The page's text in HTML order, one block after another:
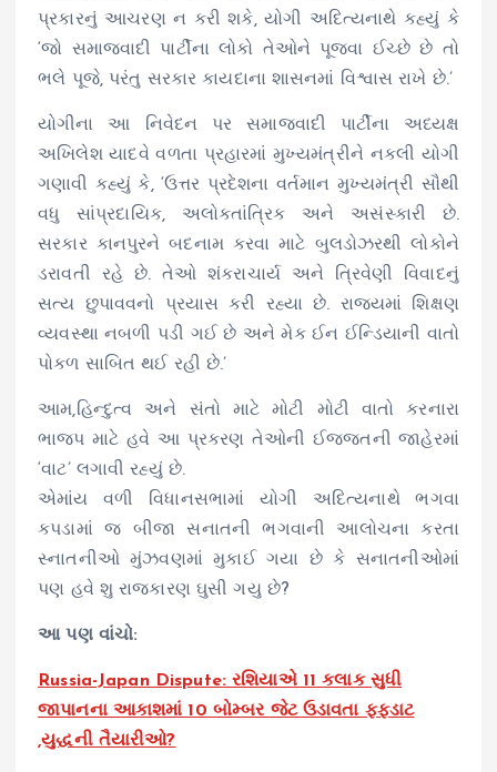
પ્રકારનું આચરણ ન કરી શકે, યોગી અદિત્યનાથે કહ્યું કે
‘જો સમાજવાદી પાર્ટીના લોકો તેઓને પૂજવા ઈચ્છે છે તો
ભલે પૂજે, પરંતુ સરકાર કાયદાના શાસનમાં વિશ્વાસ રાખે છે.’
યોગીના આ નિવેદન પર સમાજવાદી પાર્ટીના અધ્યક્ષ
અખિલેશ યાદવે વળતા પ્રહારમાં મુખ્યમંત્રીને નકલી યોગી
ગણાવી કહ્યું કે, ‘ઉત્તર પ્રદેશના વર્તમાન મુખ્યમંત્રી સૌથી
વધુ સાંપ્રદાયિક, અલોકતાંત્રિક અને અસંસ્કારી છે.
સરકાર કાનપુરને બદનામ કરવા માટે બુલડોઝરથી લોકોને
ડરાવતી રહે છે. તેઓ શંકરાચાર્ય અને ત્રિવેણી વિવાદનું
સત્ય છુપાવવનો પ્રયાસ કરી રહ્યા છે. રાજ્યમાં શિક્ષણ
વ્યવસ્થા નબળી પડી ગઈ છે અને મેક ઈન ઈન્ડિયાની વાતો
પોકળ સાબિત થઈ રહી છે.’
આમ,હિન્દુત્વ અને સંતો માટે મોટી મોટી વાતો કરનારા
ભાજપ માટે હવે આ પ્રકરણ તેઓની ઈજ્જતની જાહેરમાં
‘વાટ’ લગાવી રહ્યું છે.
એમાંય વળી વિધાનસભામાં યોગી અદિત્યનાથે ભગવા
કપડામાં જ બીજા સનાતની ભગવાની આલોચના કરતા
સ્નાતનીઓ મુંઝવણમાં મુકાઈ ગયા છે કે સનાતનીઓમાં
પણ હવે શુ રાજકારણ ઘુસી ગયુ છે?
આ પણ વાંચો:
Russia-Japan Dispute: રશિયાએ 11 કલાક સુધી
જાપાનના આકાશમાં 10 બોમ્બર જેટ ઉડાવતા ફફડાટ
,યુદ્ધની તૈયારીઓ?